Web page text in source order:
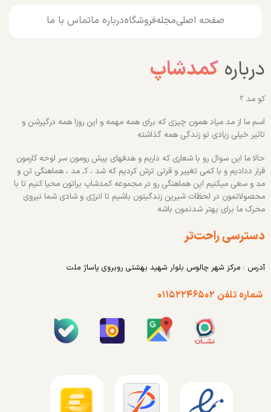
صفحه اصلیمجلهفروشگاهدرباره ماتماس با ما
درباره کمدشاپ
کو مد ؟
اسم ما از مد میاد همون چیزی که برای همه مهمه و این روزا همه درگیرشن و
تاثیر خیلی زیادی تو زندگی همه گذاشته
حالا ما این سوال رو با شعاری که داریم و هدفهای پیش رومون سر لوحه کارمون
قرار ددادیم و با کمی تغییر و قرتی ترش کردیم که شد ، کـ مد ، هماهنگی تن و
مد و سعی میکنیم این هماهنگی رو در مجموعه کمدشاپ براتون محیا کنیم تا با
محصولاتمون در لحظات شیرین زندگیتون باشیم تا انرژی و شادی شما نیروی
محرک ما برای بهتر شدنمون باشه
دسترسی راحت‌تر
آدرس : مرکز شهر چالوس بلوار شهید بهشتی روبروی پاساژ ملت
شماره تلفن ۰۱۱۵۲۲۴۶۵۰۲